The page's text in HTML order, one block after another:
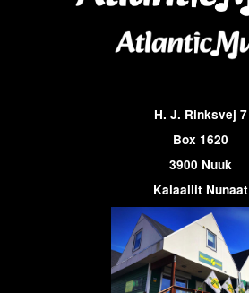
H. J. Rinksvej 7
Box 1620
3900 Nuuk
Kalaallit Nunaat